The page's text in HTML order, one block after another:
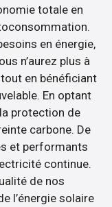
totale en
en énergie,
n’aurez plus à
en bénéficiant
En optant
protection de
carbone. De
et performants
continue.
de nos
l’énergie solaire